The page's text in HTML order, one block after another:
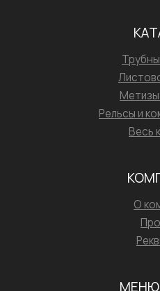
Рельсы и
Весь
О